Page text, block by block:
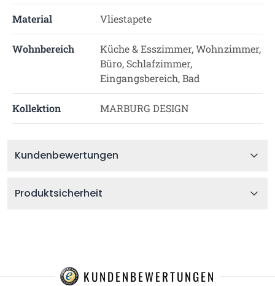
Material Vliestapete
Wohnbereich
Küche & Esszimmer, Wohnzimmer,
Büro, Schlafzimmer,
Eingangsbereich, Bad
Kollektion MARBURG DESIGN
Kundenbewertungen
Produktsicherheit
KUNDENBEWERTUNGEN